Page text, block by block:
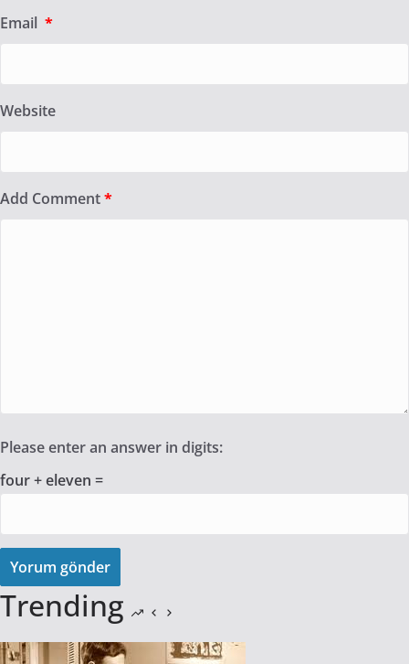
Email *
Website
Add Comment*
Please enter an answer in digits:
four + eleven =
Yorum gönder
Trending